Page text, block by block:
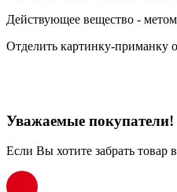
Действующее вещество -
Отделить картинку-приманку
Уважаемые покупатели!
Если Вы хотите забрать